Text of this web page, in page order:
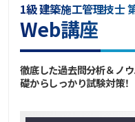
1級 建築施工管理技士
Web講座
徹底した過去問分析＆ノ
礎からしっかり試験対策！